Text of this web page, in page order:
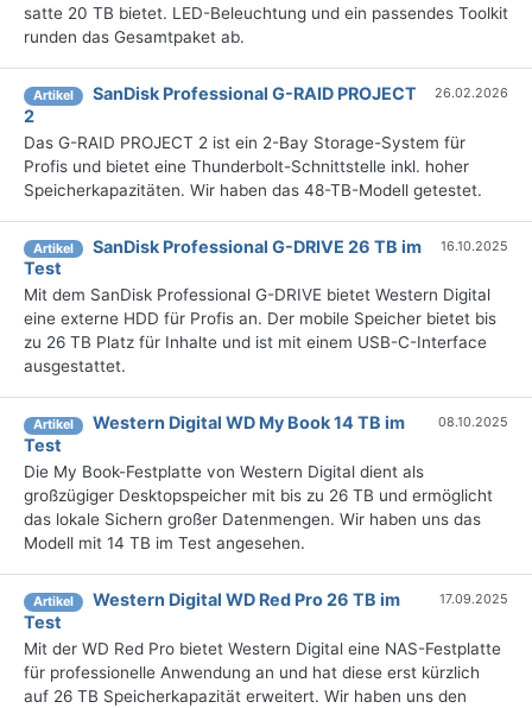
satte 20 TB bietet. LED-Beleuchtung und ein passendes Toolkit
runden das Gesamtpaket ab.
Artikel
SanDisk Professional G-RAID PROJECT
2
26.02.2026
Das G-RAID PROJECT 2 ist ein 2-Bay Storage-System für
Profis und bietet eine Thunderbolt-Schnittstelle inkl. hoher
Speicherkapazitäten. Wir haben das 48-TB-Modell getestet.
Artikel
SanDisk Professional G-DRIVE 26 TB im
Test
16.10.2025
Mit dem SanDisk Professional G-DRIVE bietet Western Digital
eine externe HDD für Profis an. Der mobile Speicher bietet bis
zu 26 TB Platz für Inhalte und ist mit einem USB-C-Interface
ausgestattet.
Artikel
Western Digital WD My Book 14 TB im
Test
08.10.2025
Die My Book-Festplatte von Western Digital dient als
großzügiger Desktopspeicher mit bis zu 26 TB und ermöglicht
das lokale Sichern großer Datenmengen. Wir haben uns das
Modell mit 14 TB im Test angesehen.
Artikel
Western Digital WD Red Pro 26 TB im
Test
17.09.2025
Mit der WD Red Pro bietet Western Digital eine NAS-Festplatte
für professionelle Anwendung an und hat diese erst kürzlich
auf 26 TB Speicherkapazität erweitert. Wir haben uns den